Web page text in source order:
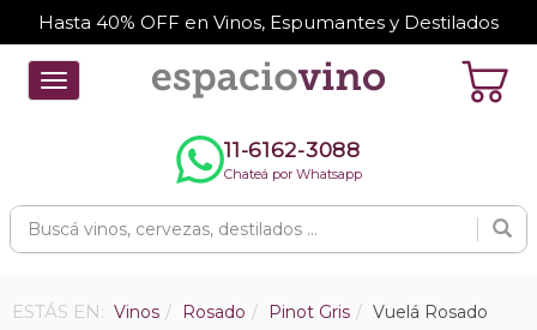
Hasta 40% OFF en Vinos, Espumantes y Destilados
Toggle
navigation
11-6162-3088
Chateá por Whatsapp
ESTÁS EN: Vinos Rosado Pinot Gris Vuelá Rosado